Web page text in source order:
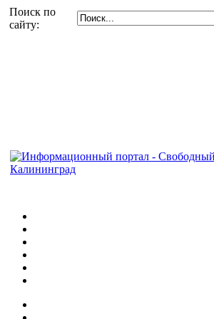
Поиск по
сайту: